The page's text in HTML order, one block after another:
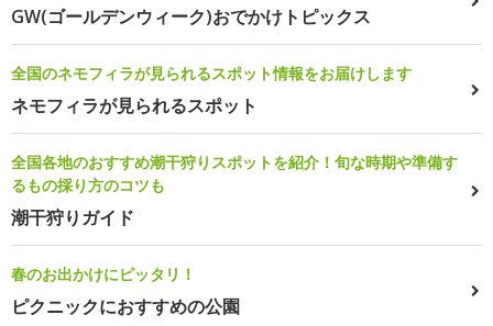
GW(ゴールデンウィーク)おでかけトピックス
全国のネモフィラが見られるスポット情報をお届けします
ネモフィラが見られるスポット
全国各地のおすすめ潮干狩りスポットを紹介！旬な時期や準備す
るもの採り方のコツも
潮干狩りガイド
春のお出かけにピッタリ！
ピクニックにおすすめの公園